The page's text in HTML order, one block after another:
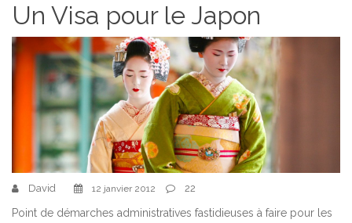
Un Visa pour le Japon
David 12 janvier 2012 22
Point de démarches administratives fastidieuses à faire pour les